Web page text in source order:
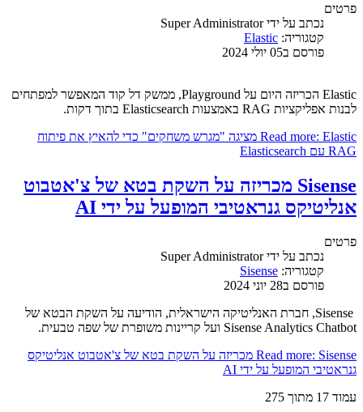
פרטים
נכתב על ידיSuper Administrator
קטגוריה: Elastic
פורסם ב05 יולי 2024
Elastic הכריזה היום על Playground, ממשק דל קוד המאפשר למפתחים
לבנות אפליקציות RAG באמצעות Elasticsearch בתוך דקות.
Read more: Elastic מציגה "מגרש משחקים" כדי להאיץ את פיתוח
RAG עם Elasticsearch
Sisense מכריזה על השקת בטא של צ'אטבוט
אנליטיקס גנראטיבי המופעל על ידי AI
פרטים
נכתב על ידיSuper Administrator
קטגוריה: Sisense
פורסם ב28 יוני 2024
Sisense, חברת האנליטיקה הישראלית, הודיעה על השקת הבטא של
Sisense Analytics Chatbot ועל קריינות משופרת של שפה טבעית.
Read more: Sisense מכריזה על השקת בטא של צ'אטבוט אנליטיקס
גנראטיבי המופעל על ידי AI
עמוד 17 מתוך 275